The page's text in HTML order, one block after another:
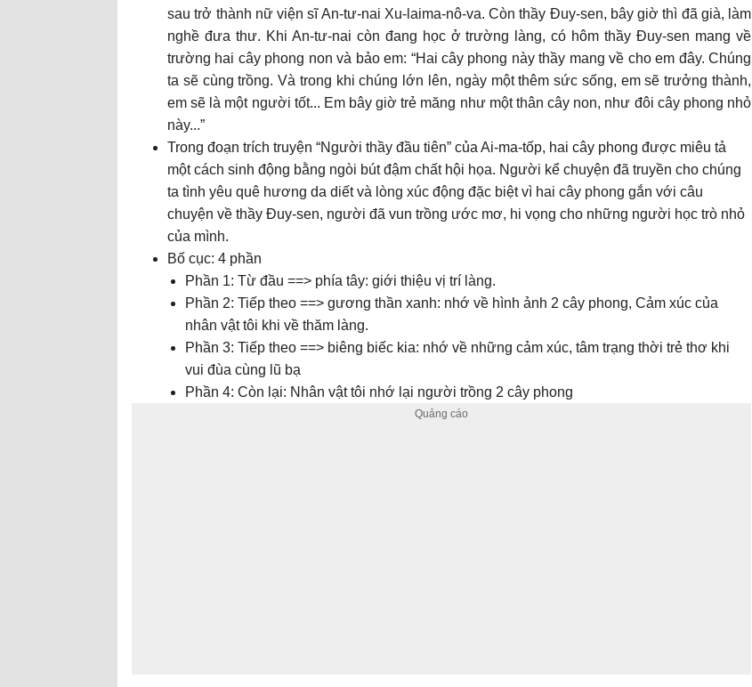
sau trở thành nữ viện sĩ An-tư-nai Xu-laima-nô-va. Còn thầy Đuy-sen, bây giờ thì đã già, làm
nghề đưa thư. Khi An-tư-nai còn đang học ở trường làng, có hôm thầy Đuy-sen mang về
trường hai cây phong non và bảo em: “Hai cây phong này thầy mang về cho em đây. Chúng
ta sẽ cùng trồng. Và trong khi chúng lớn lên, ngày một thêm sức sống, em sẽ trưởng thành,
em sẽ là một người tốt... Em bây giờ trẻ măng như một thân cây non, như đôi cây phong nhỏ
này...”
Trong đoạn trích truyện “Người thầy đầu tiên” của Ai-ma-tốp, hai cây phong được miêu tả
một cách sinh động bằng ngòi bút đậm chất hội họa. Người kể chuyện đã truyền cho chúng
ta tình yêu quê hương da diết và lòng xúc động đặc biệt vì hai cây phong gắn với câu
chuyện về thầy Đuy-sen, người đã vun trồng ước mơ, hi vọng cho những người học trò nhỏ
của mình.
Bố cục: 4 phần
Phần 1: Từ đầu ==> phía tây: giới thiệu vị trí làng.
Phần 2: Tiếp theo ==> gương thần xanh: nhớ về hình ảnh 2 cây phong, Cảm xúc của
nhân vật tôi khi về thăm làng.
Phần 3: Tiếp theo ==> biêng biếc kia: nhớ về những cảm xúc, tâm trạng thời trẻ thơ khi
vui đùa cùng lũ bạ
Phần 4: Còn lại: Nhân vật tôi nhớ lại người trồng 2 cây phong